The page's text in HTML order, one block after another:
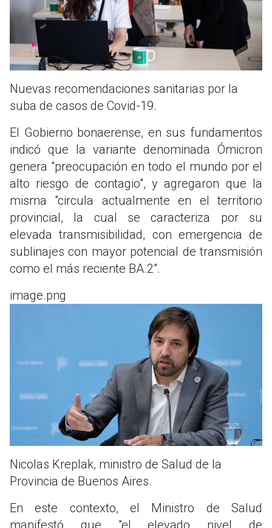
Nuevas recomendaciones sanitarias por la
suba de casos de Covid-19.
El Gobierno bonaerense, en sus fundamentos
indicó que la variante denominada Ómicron
genera "preocupación en todo el mundo por el
alto riesgo de contagio", y agregaron que la
misma "circula actualmente en el territorio
provincial, la cual se caracteriza por su
elevada transmisibilidad, con emergencia de
sublinajes con mayor potencial de transmisión
como el más reciente BA.2".
image.png
Nicolas Kreplak, ministro de Salud de la
Provincia de Buenos Aires.
En este contexto, el Ministro de Salud